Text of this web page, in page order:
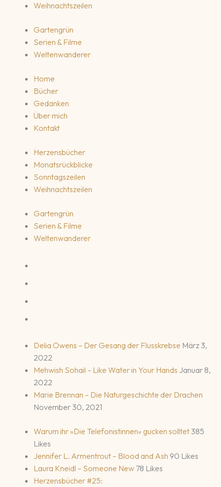
Weihnachtszeilen
Gartengrün
Serien & Filme
Weltenwanderer
Home
Bücher
Gedanken
Über mich
Kontakt
Herzensbücher
Monatsrückblicke
Sonntagszeilen
Weihnachtszeilen
Gartengrün
Serien & Filme
Weltenwanderer
Delia Owens – Der Gesang der Flusskrebse März 3,
2022
Mehwish Sohail – Like Water in Your Hands Januar 8,
2022
Marie Brennan – Die Naturgeschichte der Drachen
November 30, 2021
Warum ihr »Die Telefonistinnen« gucken solltet 385
Likes
Jennifer L. Armentrout – Blood and Ash 90 Likes
Laura Kneidl – Someone New 78 Likes
Herzensbücher #25: